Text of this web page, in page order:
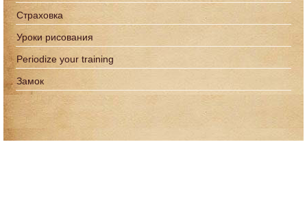
Страховка
Уроки рисования
Periodize your training
Замок